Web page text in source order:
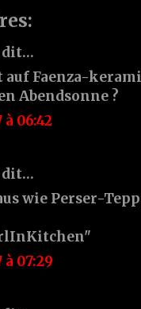
dit…
Faenza-
Abendsonne ?
à 06:42
dit…
wie Perser-
à 07:29